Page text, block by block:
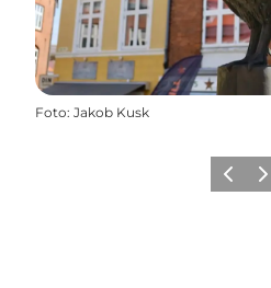
Foto: Jakob Kusk
Zurück